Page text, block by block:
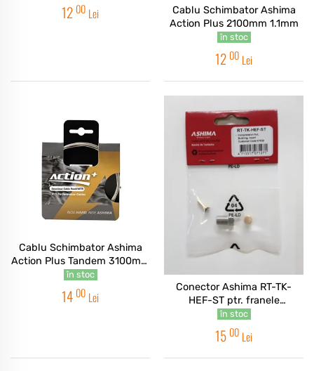
12 00 Lei
Cablu Schimbator Ashima
Action Plus 2100mm 1.1mm
în stoc
12 00 Lei
Cablu Schimbator Ashima
Action Plus Tandem 3100mm
1.1mm
în stoc
14 00 Lei
Conector Ashima RT-TK-
HEF-ST ptr. franele
hidraulice Tektro
în stoc
15 00 Lei